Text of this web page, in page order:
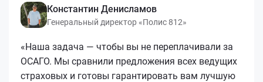
Константин Денисламов
Генеральный директор «Полис 812»
«Наша задача — чтобы вы не переплачивали за
ОСАГО. Мы сравнили предложения всех ведущих
страховых и готовы гарантировать вам лучшую